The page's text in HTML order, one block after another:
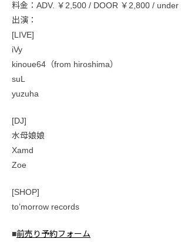
料金：ADV. ￥2,500 / DOOR ￥2,800 /
出演：
[LIVE]
iVy
kinoue64（from hiroshima）
suL
yuzuha
[DJ]
水母娘娘
Xamd
Zoe
[SHOP]
to’morrow records
■前売り予約フォーム